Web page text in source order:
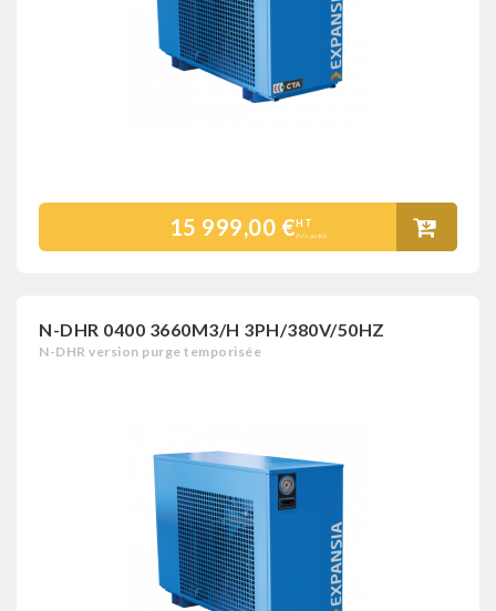
15 999,00 €HT
Prix public
N-DHR 0400 3660M3/H 3PH/380V/50HZ
N-DHR version purge temporisée